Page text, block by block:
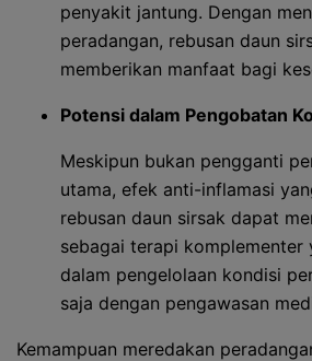
penyakit jantung. Dengan
peradangan, rebusan daun
memberikan manfaat bagi
Potensi dalam Pengobatan
Meskipun bukan pengganti
utama, efek anti-inflamasi
rebusan daun sirsak dapat
sebagai terapi komplementer
dalam pengelolaan kondisi
saja dengan pengawasan
Kemampuan meredakan